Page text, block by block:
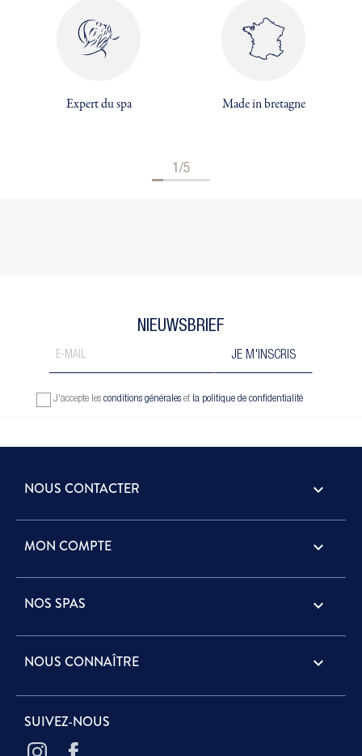
Expert du spa Made in bretagne
1/5
NIEUWSBRIEF
J'accepte les conditions générales et la politique de confidentialité
NOUS CONTACTER keyboard_arrow_down
MON COMPTE 
NOS SPAS 
NOUS CONNAÎTRE 
SUIVEZ-NOUS